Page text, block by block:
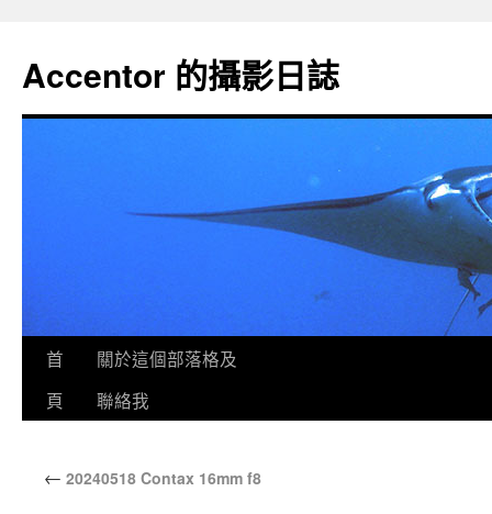
Accentor 的攝影日誌
首
頁
關於這個部落格及
聯絡我
← 20240518 Contax 16mm f8